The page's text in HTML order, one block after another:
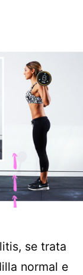
se trata
normal e